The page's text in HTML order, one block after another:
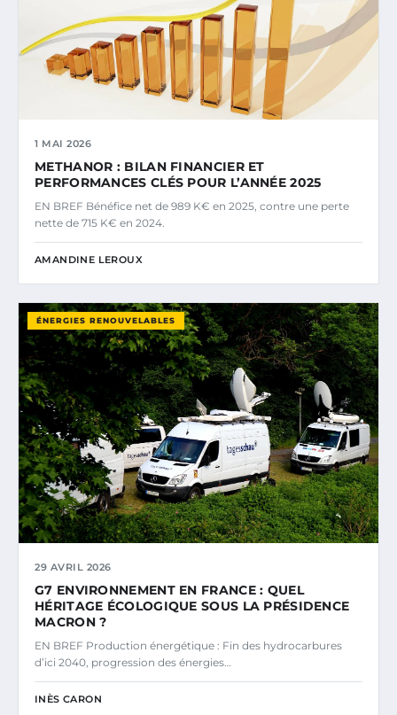
1 MAI 2026
METHANOR : BILAN FINANCIER ET
PERFORMANCES CLÉS POUR L’ANNÉE 2025
EN BREF Bénéfice net de 989 K€ en 2025, contre une perte
nette de 715 K€ en 2024.
AMANDINE LEROUX
ÉNERGIES RENOUVELABLES
29 AVRIL 2026
G7 ENVIRONNEMENT EN FRANCE : QUEL
HÉRITAGE ÉCOLOGIQUE SOUS LA PRÉSIDENCE
MACRON ?
EN BREF Production énergétique : Fin des hydrocarbures
d’ici 2040, progression des énergies…
INÈS CARON